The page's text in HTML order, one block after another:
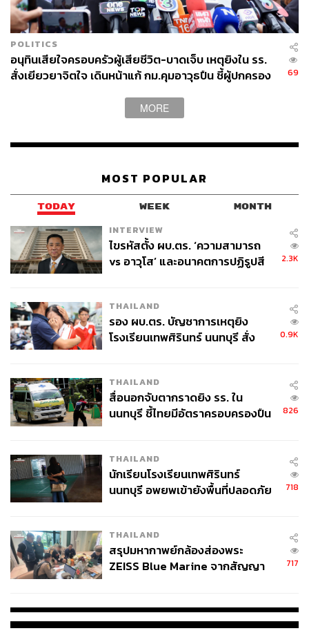
POLITICS
อนุทินเสียใจครอบครัวผู้เสียชีวิต-บาดเจ็บ เหตุยิงใน รร.
สั่งเยียวยาจิตใจ เดินหน้าแก้ กม.คุมอาวุธปืน ชี้ผู้ปกครอง
69
MORE
MOST POPULAR
TODAY WEEK MONTH
INTERVIEW
ไขรหัสตั้ง ผบ.ตร. ‘ความสามารถ
vs อาวุโส’ และอนาคตการปฏิรูปสี
2.3K
THAILAND
รอง ผบ.ตร. บัญชาการเหตุยิง
โรงเรียนเทพศิรินทร์ นนทบุรี สั่ง
0.9K
THAILAND
สื่อนอกจับตากราดยิง รร. ใน
นนทบุรี ชี้ไทยมีอัตราครอบครองปืน
826
THAILAND
นักเรียนโรงเรียนเทพศิรินทร์
นนทบุรี อพยพเข้ายังพื้นที่ปลอดภัย
718
THAILAND
สรุปมหากาพย์กล้องส่องพระ
ZEISS Blue Marine จากสัญญา
จ่ายหนี้-แอบระบุแบรนด์
717